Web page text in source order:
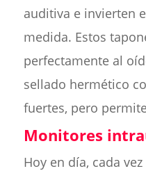
auditiva e invierten
medida. Estos
perfectamente al
sellado hermético
fuertes, pero
Monitores
Hoy en día, cada